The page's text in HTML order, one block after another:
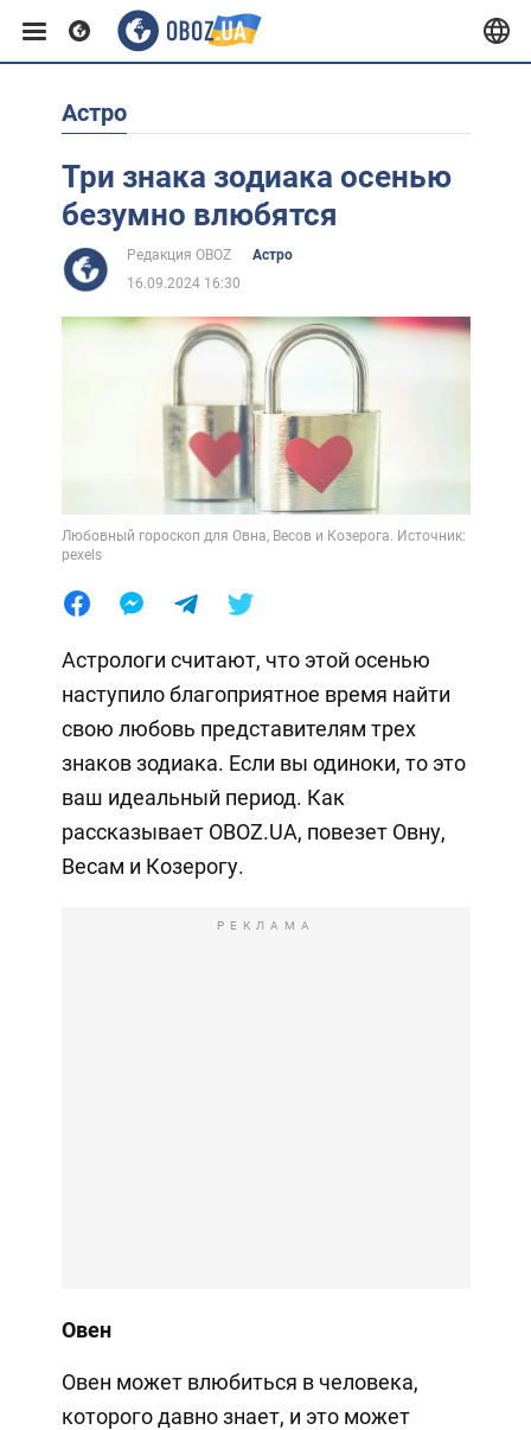
Европа
США
Азия
Лайфхаки
Астро
Три знака зодиака осенью
безумно влюбятся
Редакция OBOZ
Астро
16.09.2024 16:30
Любовный гороскоп для Овна, Весов и Козерога. Источник:
pexels
Астрологи считают, что этой осенью
наступило благоприятное время найти
свою любовь представителям трех
знаков зодиака. Если вы одиноки, то это
ваш идеальный период. Как
рассказывает OBOZ.UA, повезет Овну,
Весам и Козерогу.
РЕКЛАМА
Овен
Овен может влюбиться в человека,
которого давно знает, и это может